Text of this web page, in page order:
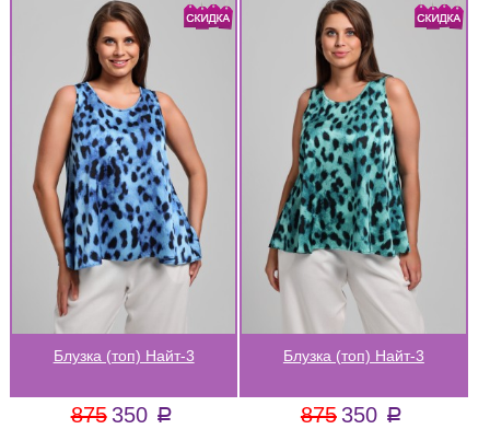
Блузка (топ) Найт-3
875 350 a
Блузка (топ) Найт-3
875 350 a